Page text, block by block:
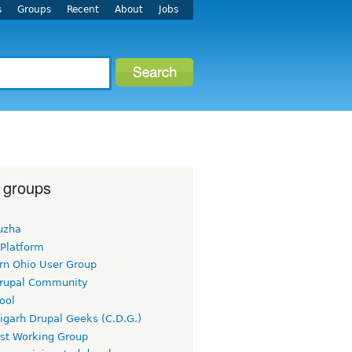
Groups Recent About Jobs
Ohio User Group
Community
Drupal Geeks (C.D.G.)
Working Group